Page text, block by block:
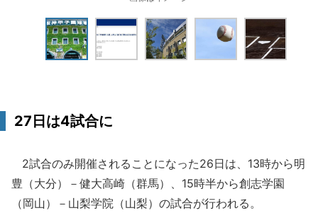
27日は4試合に
2試合のみ開催されることになった26日は、13時から明
豊（大分）－健大高崎（群馬）、15時半から創志学園
（岡山）－山梨学院（山梨）の試合が行われる。